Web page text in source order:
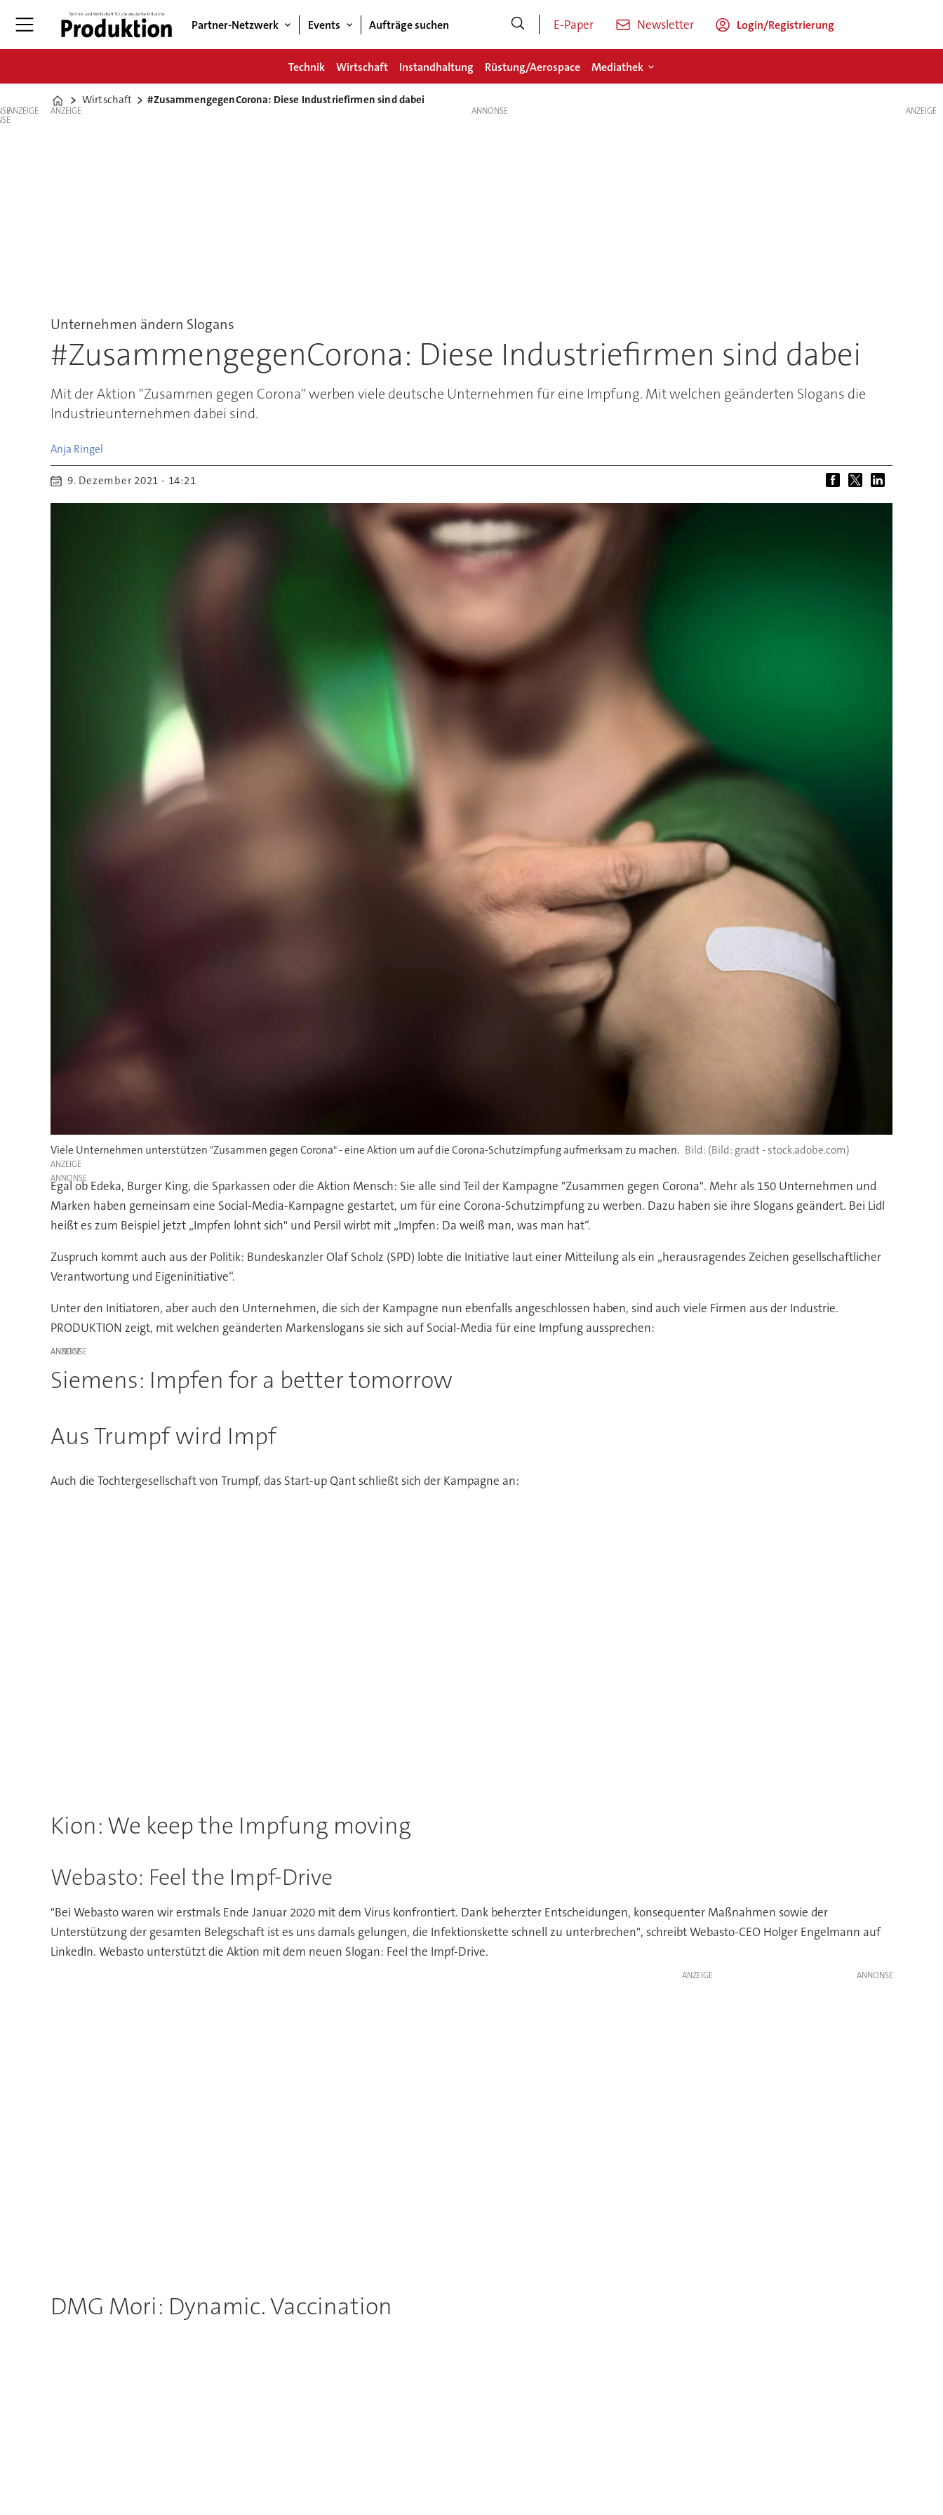
Partner-Netzwerk Events Aufträge suchen E-Paper Newsletter Login/Registrierung
Technik Wirtschaft Instandhaltung Rüstung/Aerospace Mediathek
Home
Wirtschaft #ZusammengegenCorona: Diese Industriefirmen sind dabei
ANZEIGE ANZEIGE
Unternehmen ändern Slogans
#ZusammengegenCorona: Diese Industriefirmen sind dabei
Mit der Aktion "Zusammen gegen Corona" werben viele deutsche Unternehmen für eine Impfung. Mit welchen geänderten Slogans die
Industrieunternehmen dabei sind.
Anja Ringel
9. Dezember 2021 - 14:21
Viele Unternehmen unterstützen "Zusammen gegen Corona" - eine Aktion um auf die Corona-Schutzimpfung aufmerksam zu machen. (Bild: gradt - stock.adobe.com)
ANZEIGE
Egal ob Edeka, Burger King, die Sparkassen oder die Aktion Mensch: Sie alle sind Teil der Kampagne "Zusammen gegen Corona". Mehr als 150 Unternehmen und
Marken haben gemeinsam eine Social-Media-Kampagne gestartet, um für eine Corona-Schutzimpfung zu werben. Dazu haben sie ihre Slogans geändert. Bei Lidl
heißt es zum Beispiel jetzt „Impfen lohnt sich" und Persil wirbt mit „Impfen: Da weiß man, was man hat“.
Zuspruch kommt auch aus der Politik: Bundeskanzler Olaf Scholz (SPD) lobte die Initiative laut einer Mitteilung als ein „herausragendes Zeichen gesellschaftlicher
Verantwortung und Eigeninitiative“.
Unter den Initiatoren, aber auch den Unternehmen, die sich der Kampagne nun ebenfalls angeschlossen haben, sind auch viele Firmen aus der Industrie.
PRODUKTION zeigt, mit welchen geänderten Markenslogans sie sich auf Social-Media für eine Impfung aussprechen:
ANZEIGE
Siemens: Impfen for a better tomorrow
Aus Trumpf wird Impf
Auch die Tochtergesellschaft von Trumpf, das Start-up Qant schließt sich der Kampagne an:
Kion: We keep the Impfung moving
Webasto: Feel the Impf-Drive
"Bei Webasto waren wir erstmals Ende Januar 2020 mit dem Virus konfrontiert. Dank beherzter Entscheidungen, konsequenter Maßnahmen sowie der
Unterstützung der gesamten Belegschaft ist es uns damals gelungen, die Infektionskette schnell zu unterbrechen", schreibt Webasto-CEO Holger Engelmann auf
LinkedIn. Webasto unterstützt die Aktion mit dem neuen Slogan: Feel the Impf-Drive.
ANZEIGE
DMG Mori: Dynamic. Vaccination
ANZEIGE